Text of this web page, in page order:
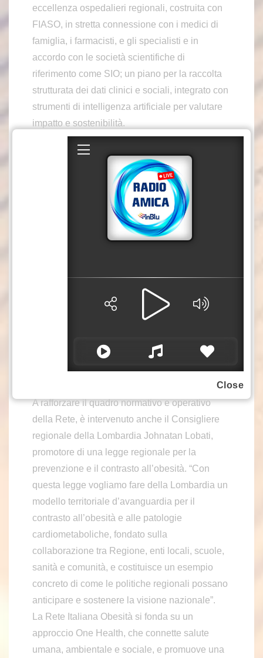
eccellenza ospedalieri regionali, costruita con
FIASO, in stretta connessione con i medici di
famiglia, i farmacisti, e gli specialisti e in
accordo con le società scientifiche di
riferimento come SIO; un piano per la raccolta
strutturata dei dati clinici e sociali, integrato con
strumenti di intelligenza artificiale per valutare
impatto e sostenibilità.
Nel suo intervento, Benigni ha annunciato la
presentazione di un emendamento al
cosiddetto Ddl Prestazioni per istituire la cabina
di regia della Rete al Ministero della Salute, in
raccordo con Regioni, ISS, AGENAS, AIFA e
l’Osservatorio Nazionale Obesità previsto dalla
progetto – ha detto -. In accordo anche con
l’onorevole Letizia Moratti coinvolgeremo
anche le istituzioni europee, per costruire una
grazie al contributo del nostro Ministro degli
Esteri. Nelle prossime settimane lancerò un
A rafforzare il quadro normativo e operativo
della Rete, è intervenuto anche il Consigliere
regionale della Lombardia Johnatan Lobati,
promotore di una legge regionale per la
prevenzione e il contrasto all’obesità. “Con
questa legge vogliamo fare della Lombardia un
modello territoriale d’avanguardia per il
contrasto all’obesità e alle patologie
cardiometaboliche, fondato sulla
collaborazione tra Regione, enti locali, scuole,
sanità e comunità, e costituisce un esempio
concreto di come le politiche regionali possano
anticipare e sostenere la visione nazionale”.
La Rete Italiana Obesità si fonda su un
approccio One Health, che connette salute
umana, ambientale e sociale, e promuove una
Close